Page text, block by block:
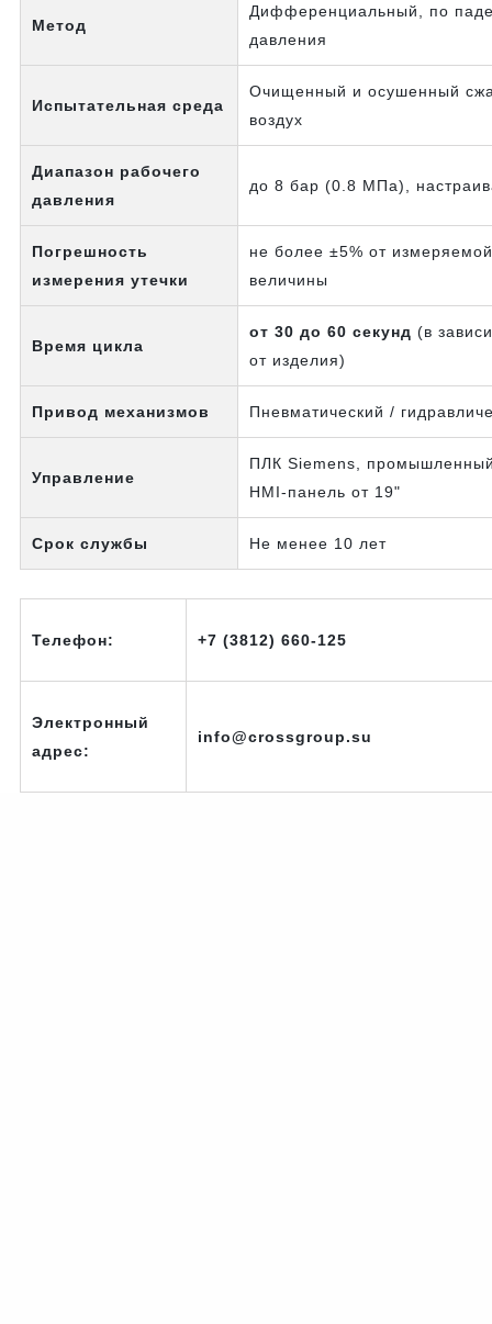
Метод
Дифференциальный, по
давления
Испытательная среда
Очищенный и осушенный
воздух
Диапазон рабочего
давления
до 8 бар (0.8 МПа),
Погрешность
измерения утечки
не более ±5% от измеряемой
величины
Время цикла
от 30 до 60 секунд (в
от изделия)
Привод механизмов Пневматический /
Управление
ПЛК Siemens,
HMI-панель от 19"
Срок службы Не менее 10 лет
Телефон: +7 (3812) 660-125
Электронный
адрес:
info@crossgroup.su